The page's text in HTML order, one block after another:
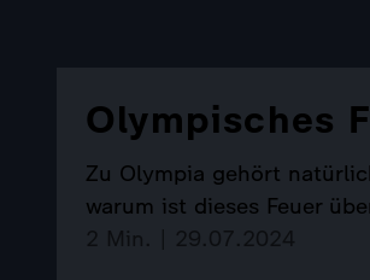
Olympisches
Zu Olympia gehört
warum ist dieses Feuer
2 Min. | 29.07.2024